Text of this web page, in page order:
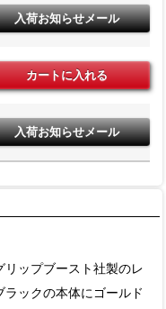
リップブースト社製のレ
ックの本体にゴールド